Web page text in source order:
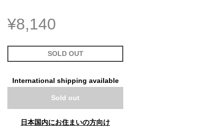
¥8,140
SOLD OUT
International shipping available
Sold out
日本国内にお住まいの方向け